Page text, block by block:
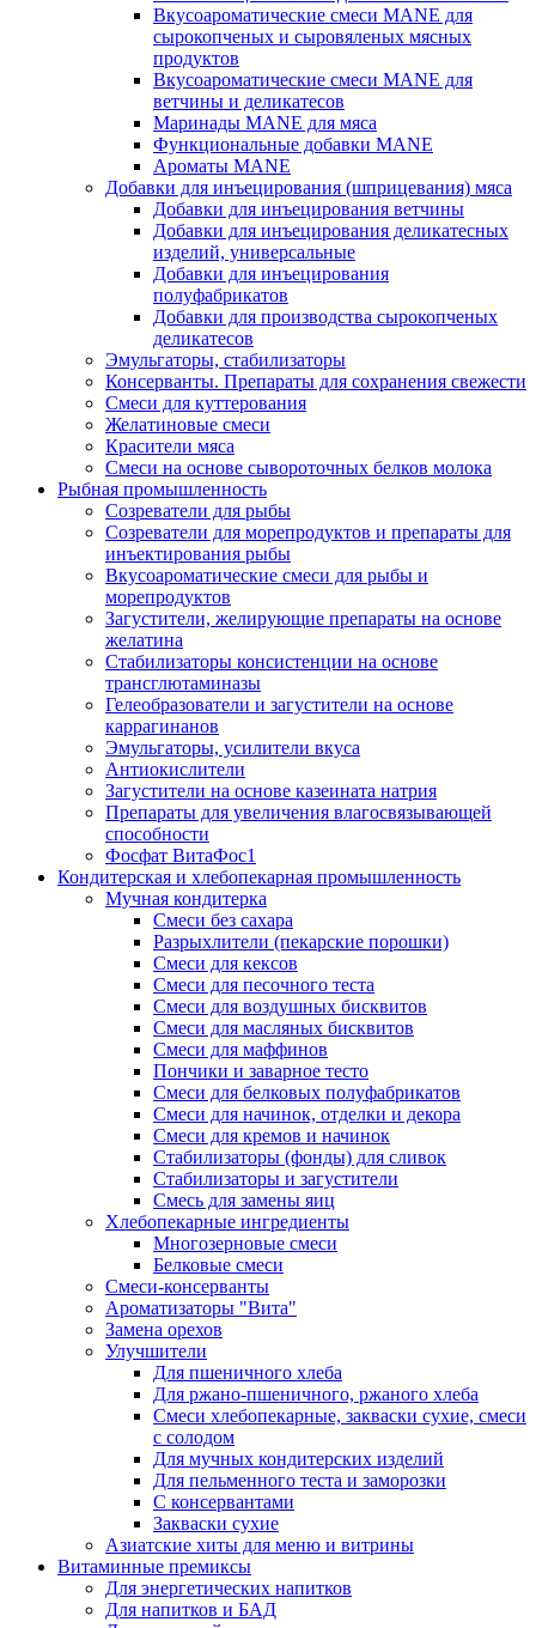
Вкусоароматические смеси MANE для
сырокопченых и сыровяленых мясных
продуктов
Вкусоароматические смеси MANE для
ветчины и деликатесов
Маринады MANE для мяса
Функциональные добавки MANE
Ароматы MANE
Добавки для инъецирования (шприцевания) мяса
Добавки для инъецирования ветчины
Добавки для инъецирования деликатесных
изделий, универсальные
Добавки для инъецирования
полуфабрикатов
Добавки для производства сырокопченых
деликатесов
Эмульгаторы, стабилизаторы
Консерванты. Препараты для сохранения свежести
Смеси для куттерования
Желатиновые смеси
Красители мяса
Смеси на основе сывороточных белков молока
Рыбная промышленность
Созреватели для рыбы
Созреватели для морепродуктов и препараты для
инъектирования рыбы
Вкусоароматические смеси для рыбы и
морепродуктов
Загустители, желирующие препараты на основе
желатина
Стабилизаторы консистенции на основе
трансглютаминазы
Гелеобразователи и загустители на основе
каррагинанов
Эмульгаторы, усилители вкуса
Антиокислители
Загустители на основе казеината натрия
Препараты для увеличения влагосвязывающей
способности
Фосфат ВитаФос1
Кондитерская и хлебопекарная промышленность
Мучная кондитерка
Смеси без сахара
Разрыхлители (пекарские порошки)
Смеси для кексов
Смеси для песочного теста
Смеси для воздушных бисквитов
Смеси для масляных бисквитов
Смеси для маффинов
Пончики и заварное тесто
Cмеси для белковых полуфабрикатов
Смеси для начинок, отделки и декора
Смеси для кремов и начинок
Стабилизаторы (фонды) для сливок
Стабилизаторы и загустители
Смесь для замены яиц
Хлебопекарные ингредиенты
Многозерновые смеси
Белковые смеси
Смеси-консерванты
Ароматизаторы "Вита"
Замена орехов
Улучшители
Для пшеничного хлеба
Для ржано-пшеничного, ржаного хлеба
Смеси хлебопекарные, закваски сухие, смеси
с солодом
Для мучных кондитерских изделий
Для пельменного теста и заморозки
С консервантами
Закваски сухие
Азиатские хиты для меню и витрины
Витаминные премиксы
Для энергетических напитков
Для напитков и БАД